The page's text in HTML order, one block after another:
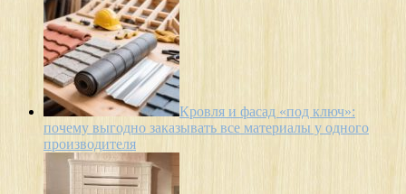
Кровля и фасад «под ключ»:
почему выгодно заказывать все материалы у одного
производителя